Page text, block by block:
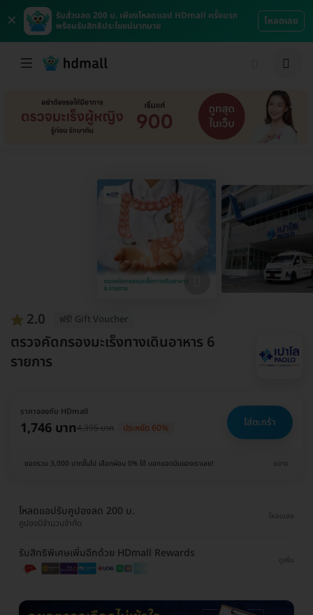
×
รับส่วนลด 200 บ. เพียงโหลดแอป HDmall ครั้งแรก
พร้อมรับสิทธิประโยชน์มากมาย
โหลดเลย
2.0 ฟรี! Gift Voucher
ตรวจคัดกรองมะเร็งทางเดินอาหาร 6
รายการ
ราคาจองกับ HDmall
1,746 บาท4,395 บาท ประหยัด 60% ใส่ตะกร้า
ยอดรวม 3,000 บาทขึ้นไป เลือกผ่อน 0% ได้ บอกแอดมินของเราเลย! ขยาย
โหลดแอปรับคูปองลด 200 บ.
คูปองมีจำนวนจำกัด
โหลดเลย
รับสิทธิพิเศษเพิ่มอีกด้วย HDmall Rewards
ดูเพิ่ม